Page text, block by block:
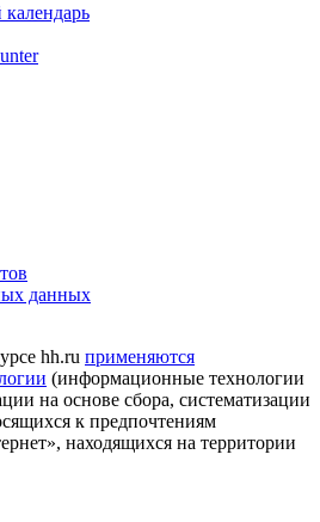
данных
hh.ru применяются
(информационные технологии
на основе сбора, систематизации
к предпочтениям
находящихся на территории